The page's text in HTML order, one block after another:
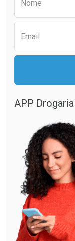
Nome
Email
APP